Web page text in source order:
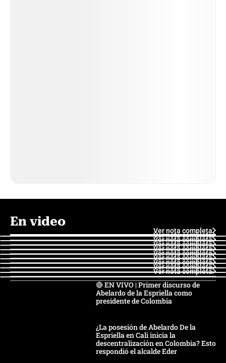
En video
Ver nota completa
Ver nota completa
Ver nota completa
Ver nota completa
Ver nota completa
Ver nota completa
Ver nota completa
Ver nota completa
Ver nota completa
Ver nota completa
🔴 EN VIVO | Primer discurso de
Abelardo de la Espriella como
presidente de Colombia
¿La posesión de Abelardo De la
Espriella en Cali inicia la
descentralización en Colombia? Esto
respondió el alcalde Eder